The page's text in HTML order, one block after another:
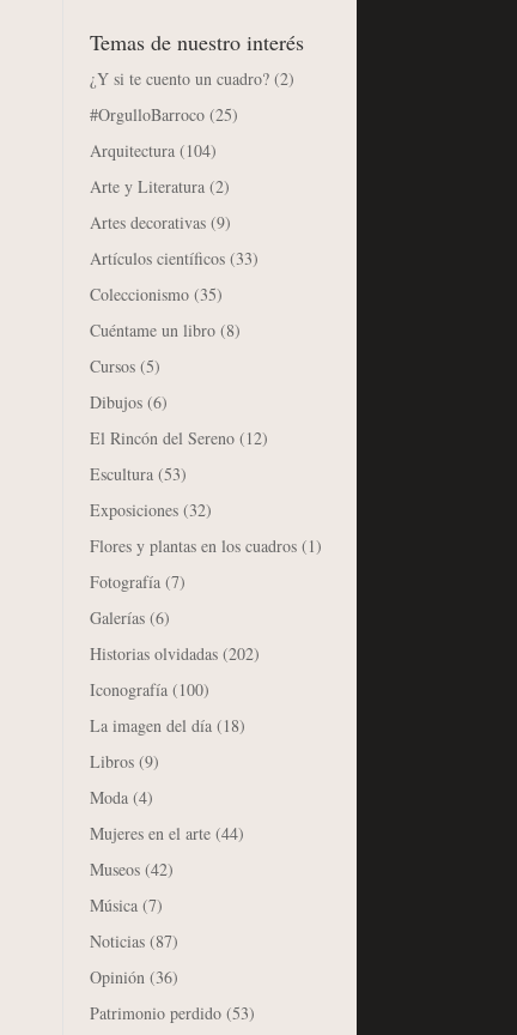
Temas de nuestro interés
¿Y si te cuento un cuadro? (2)
#OrgulloBarroco (25)
Arquitectura (104)
Arte y Literatura (2)
Artes decorativas (9)
Artículos científicos (33)
Coleccionismo (35)
Cuéntame un libro (8)
Cursos (5)
Dibujos (6)
El Rincón del Sereno (12)
Escultura (53)
Exposiciones (32)
Flores y plantas en los cuadros (1)
Fotografía (7)
Galerías (6)
Historias olvidadas (202)
Iconografía (100)
La imagen del día (18)
Libros (9)
Moda (4)
Mujeres en el arte (44)
Museos (42)
Música (7)
Noticias (87)
Opinión (36)
Patrimonio perdido (53)